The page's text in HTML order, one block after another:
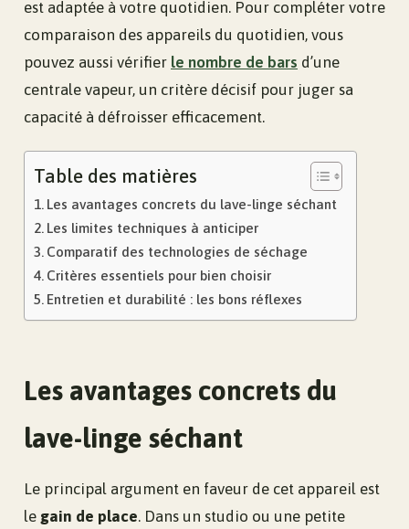
est adaptée à votre quotidien. Pour compléter votre
comparaison des appareils du quotidien, vous
pouvez aussi vérifier le nombre de bars d’une
centrale vapeur, un critère décisif pour juger sa
capacité à défroisser efficacement.
Table des matières
Les avantages concrets du lave-linge séchant
Les limites techniques à anticiper
Comparatif des technologies de séchage
Critères essentiels pour bien choisir
Entretien et durabilité : les bons réflexes
Les avantages concrets du
lave-linge séchant
Le principal argument en faveur de cet appareil est
le gain de place. Dans un studio ou une petite